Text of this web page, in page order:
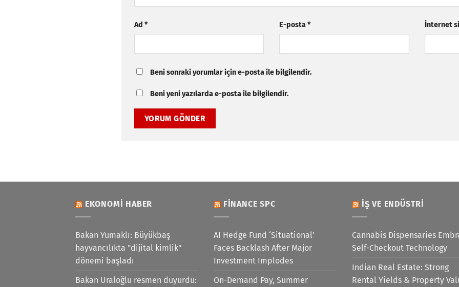
Ad * E-posta* İnternet
Beni sonraki yorumlar için e-posta ile bilgilendir.
Beni yeni yazılarda e-posta ile bilgilendir.
EKONOMI HABER
Bakan Yumaklı: Büyükbaş
hayvancılıkta "dijital kimlik"
dönemi başladı
Bakan Uraloğlu resmen duyurdu:
FINANCE SPC
AI Hedge Fund ‘Situational’
Faces Backlash After Major
Investment Implodes
On-Demand Pay, Summer
İŞ VE ENDÜSTRI
Cannabis Dispensaries
Self-Checkout Technology
Indian Real Estate: Strong
Rental Yields & Property